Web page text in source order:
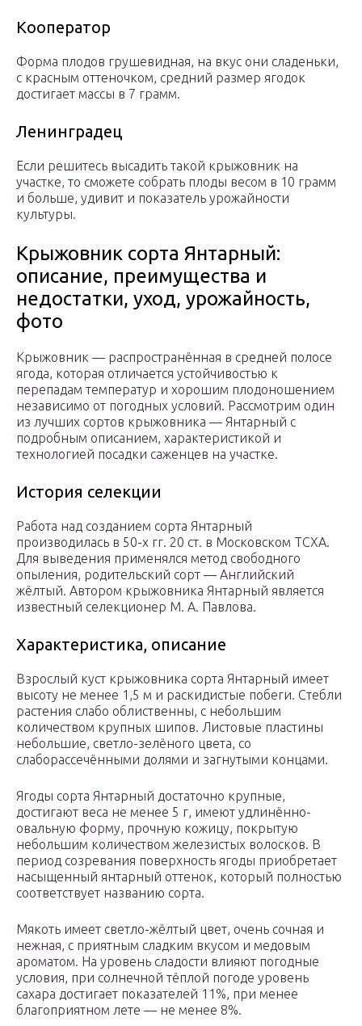
Кооператор
Форма плодов грушевидная, на вкус они сладеньки,
с красным оттеночком, средний размер ягодок
достигает массы в 7 грамм.
Ленинградец
Если решитесь высадить такой крыжовник на
участке, то сможете собрать плоды весом в 10 грамм
и больше, удивит и показатель урожайности
культуры.
Крыжовник сорта Янтарный:
описание, преимущества и
недостатки, уход, урожайность,
фото
Крыжовник — распространённая в средней полосе
ягода, которая отличается устойчивостью к
перепадам температур и хорошим плодоношением
независимо от погодных условий. Рассмотрим один
из лучших сортов крыжовника — Янтарный с
подробным описанием, характеристикой и
технологией посадки саженцев на участке.
История селекции
Работа над созданием сорта Янтарный
производилась в 50-х гг. 20 ст. в Московском ТСХА.
Для выведения применялся метод свободного
опыления, родительский сорт — Английский
жёлтый. Автором крыжовника Янтарный является
известный селекционер М. А. Павлова.
Характеристика, описание
Взрослый куст крыжовника сорта Янтарный имеет
высоту не менее 1,5 м и раскидистые побеги. Стебли
растения слабо облиственны, с небольшим
количеством крупных шипов. Листовые пластины
небольшие, светло-зелёного цвета, со
слаборассечёнными долями и загнутыми концами.
Ягоды сорта Янтарный достаточно крупные,
достигают веса не менее 5 г, имеют удлинённо-
овальную форму, прочную кожицу, покрытую
небольшим количеством железистых волосков. В
период созревания поверхность ягоды приобретает
насыщенный янтарный оттенок, который полностью
соответствует названию сорта.
Мякоть имеет светло-жёлтый цвет, очень сочная и
нежная, с приятным сладким вкусом и медовым
ароматом. На уровень сладости влияют погодные
условия, при солнечной тёплой погоде уровень
сахара достигает показателей 11%, при менее
благоприятном лете — не менее 8%.